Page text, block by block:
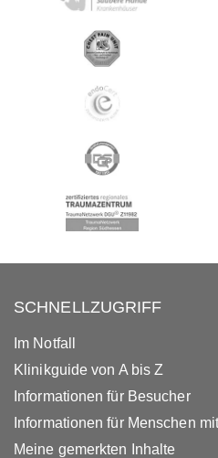
SCHNELLZUGRIFF
Im Notfall
Klinikguide von A bis Z
Informationen für Besucher
Informationen für Menschen
Meine gemerkten Inhalte